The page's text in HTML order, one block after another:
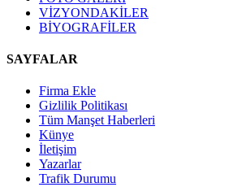
VİZYONDAKİLER
BİYOGRAFİLER
SAYFALAR
Firma Ekle
Gizlilik Politikası
Tüm Manşet Haberleri
Künye
İletişim
Yazarlar
Trafik Durumu